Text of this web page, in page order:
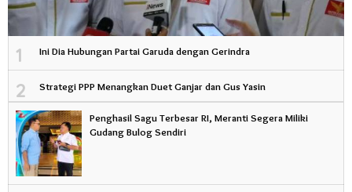
1 Ini Dia Hubungan Partai Garuda dengan Gerindra
2 Strategi PPP Menangkan Duet Ganjar dan Gus Yasin
Penghasil Sagu Terbesar RI, Meranti Segera Miliki
Gudang Bulog Sendiri